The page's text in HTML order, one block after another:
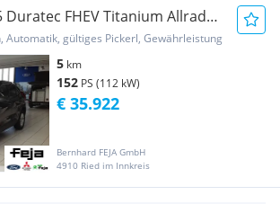
Duratec FHEV Titanium Allrad
Automatik, gültiges Pickerl, Gewährleistung
5 km
152 PS (112 kW)
Bernhard FEJA GmbH
4910 Ried im Innkreis
€ 35.922